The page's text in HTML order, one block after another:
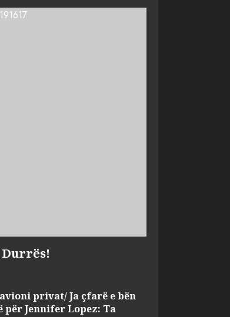
privat/ Ja çfarë e bën
për Jennifer Lopez: Ta